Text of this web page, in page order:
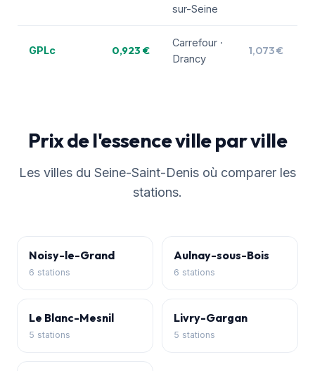
sur-Seine
GPLc 0,923 €
Carrefour ·
Drancy
1,073 €
Prix de l'essence ville par ville
Les villes du Seine-Saint-Denis où comparer les
stations.
Noisy-le-Grand
6 stations
Aulnay-sous-Bois
6 stations
Le Blanc-Mesnil
5 stations
Livry-Gargan
5 stations